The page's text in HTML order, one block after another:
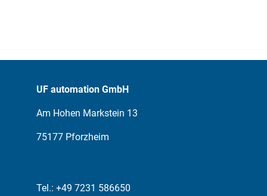
UF automation GmbH
Am Hohen Markstein 13
75177 Pforzheim
Tel.: +49 7231 586650